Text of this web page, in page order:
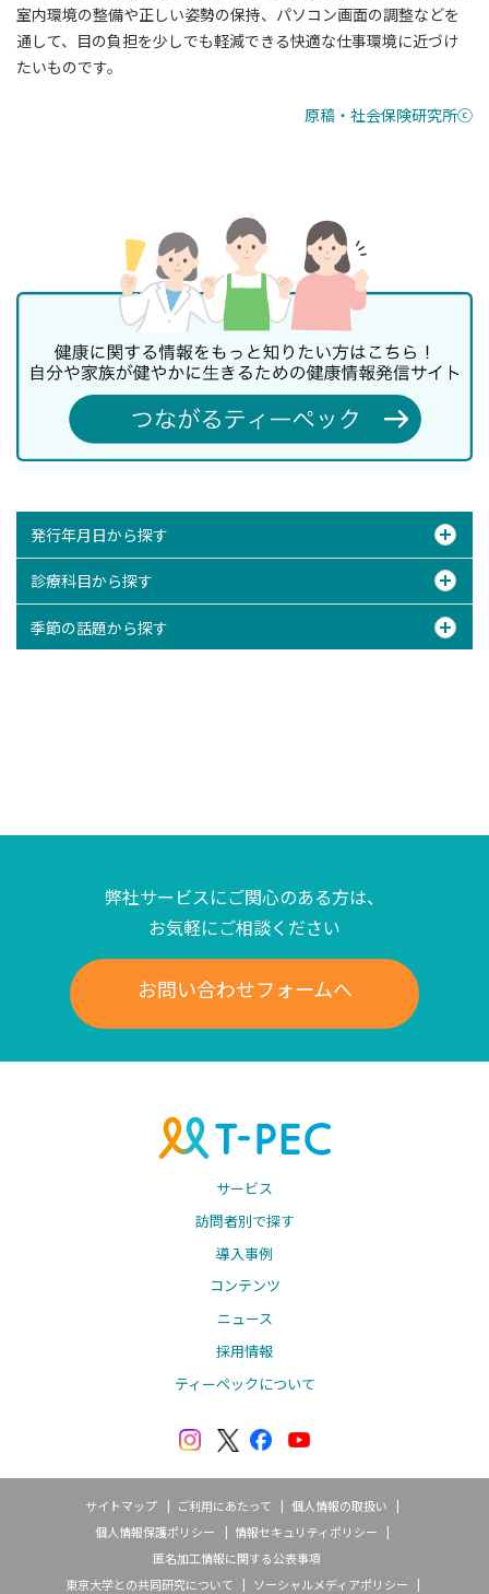
室内環境の整備や正しい姿勢の保持、パソコン画面の調整などを
通して、目の負担を少しでも軽減できる快適な仕事環境に近づけ
たいものです。
原稿・社会保険研究所ⓒ
発行年月日から探す
診療科目から探す
季節の話題から探す
弊社サービスにご関心のある方は、
お気軽にご相談ください
お問い合わせフォームへ
サービス
訪問者別で探す
導入事例
コンテンツ
ニュース
採用情報
ティーペックについて
サイトマップ ご利用にあたって
個人情報の取扱い
個人情報保護ポリシー
情報セキュリティポリシー
匿名加工情報に関する公表事項
東京大学との共同研究について
ソーシャルメディアポリシー